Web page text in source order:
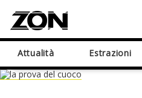
Attualità Estrazioni